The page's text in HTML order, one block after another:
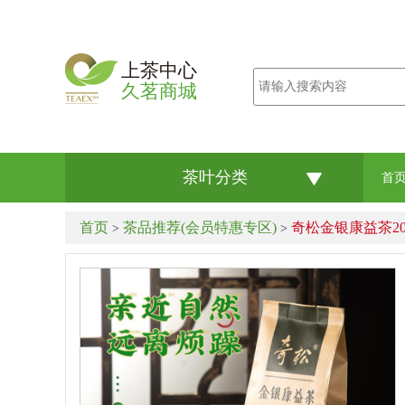
上茶中心
久茗商城
茶叶分类 首
首页 > 茶品推荐(会员特惠专区) > 奇松金银康益茶